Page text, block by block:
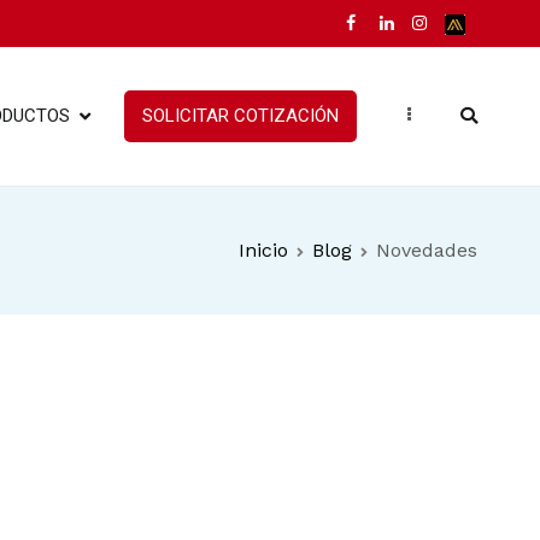
SOLICITAR COTIZACIÓN
Inicio Blog Novedades